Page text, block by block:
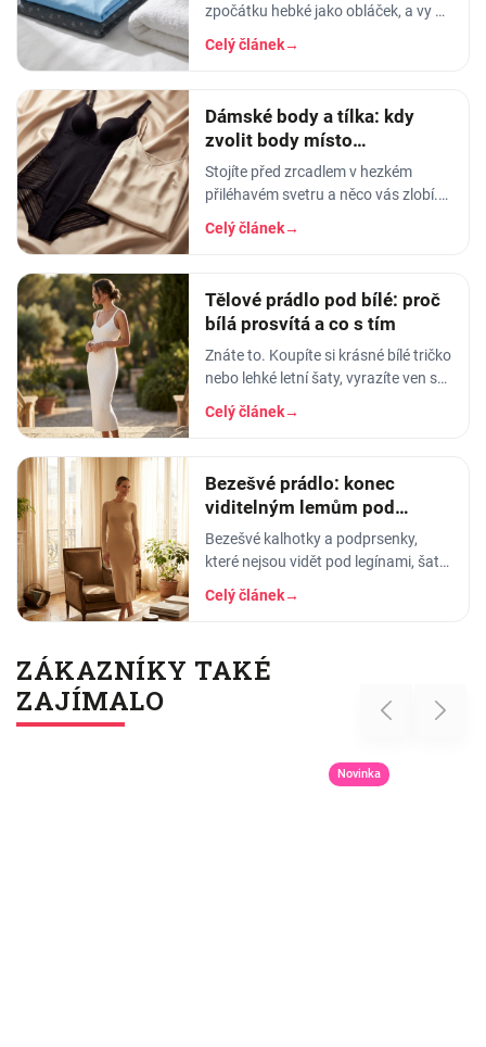
zpočátku hebké jako obláček, a vy v
něm usínáte s pocitem, že spíte v
luxusu. Po pár měsících praní z něj…
Celý článek→
Dámské body a tílka: kdy
zvolit body místo
podprsenky
Stojíte před zrcadlem v hezkém
přiléhavém svetru a něco vás zlobí.
Není to svetr. Je to ten záhyb, který
se vám tvoří v pase pokaždé, když…
Celý článek→
Tělové prádlo pod bílé: proč
bílá prosvítá a co s tím
Znáte to. Koupíte si krásné bílé tričko
nebo lehké letní šaty, vyrazíte ven s
pocitem, že to máte vychytané - a
první kolemjdoucí výloha vám
Celý článek→
Bezešvé prádlo: konec
viditelným lemům pod
přiléhavým oblečením
Bezešvé kalhotky a podprsenky,
které nejsou vidět pod legínami, šaty
ani halenkou. Jak fungují, z čeho
jsou a pro koho jsou ideální.
Celý článek→
ZÁKAZNÍKY TAKÉ
ZAJÍMALO
Previous
Novinka
Next